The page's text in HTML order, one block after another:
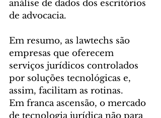
análise de dados dos escritórios
de advocacia.
Em resumo, as lawtechs são
empresas que oferecem
serviços jurídicos controlados
por soluções tecnológicas e,
assim, facilitam as rotinas.
Em franca ascensão, o mercado
de tecnologia jurídica não para